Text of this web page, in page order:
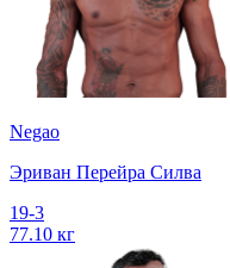
Negao
Эриван Перейра Силва
19-3
77.10 кг